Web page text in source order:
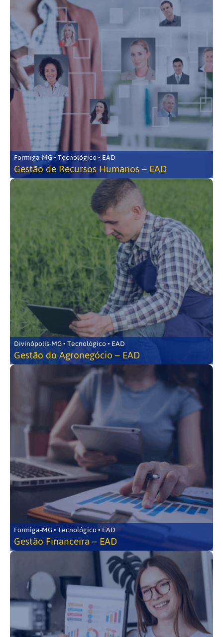
Formiga-MG • Tecnológico • EAD
Gestão de Recursos Humanos – EAD
Divinópolis-MG • Tecnológico • EAD
Gestão do Agronegócio – EAD
Formiga-MG • Tecnológico • EAD
Gestão Financeira – EAD